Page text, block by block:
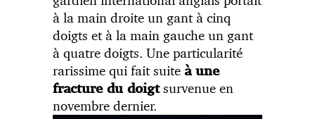
à la main droite un gant à cinq
doigts et à la main gauche un gant
à quatre doigts. Une particularité
rarissime qui fait suite à une
fracture du doigtsurvenue en
novembre dernier.